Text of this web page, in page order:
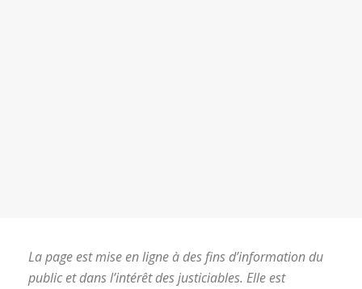
La page est mise en ligne à des fins d’information du
public et dans l’intérêt des justiciables. Elle est